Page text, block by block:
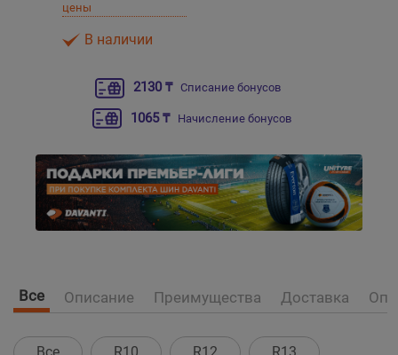
цены
В наличии
2130 ₸ Списание бонусов
1065 ₸ Начисление бонусов
Все Описание Преимущества Доставка
Бишкек